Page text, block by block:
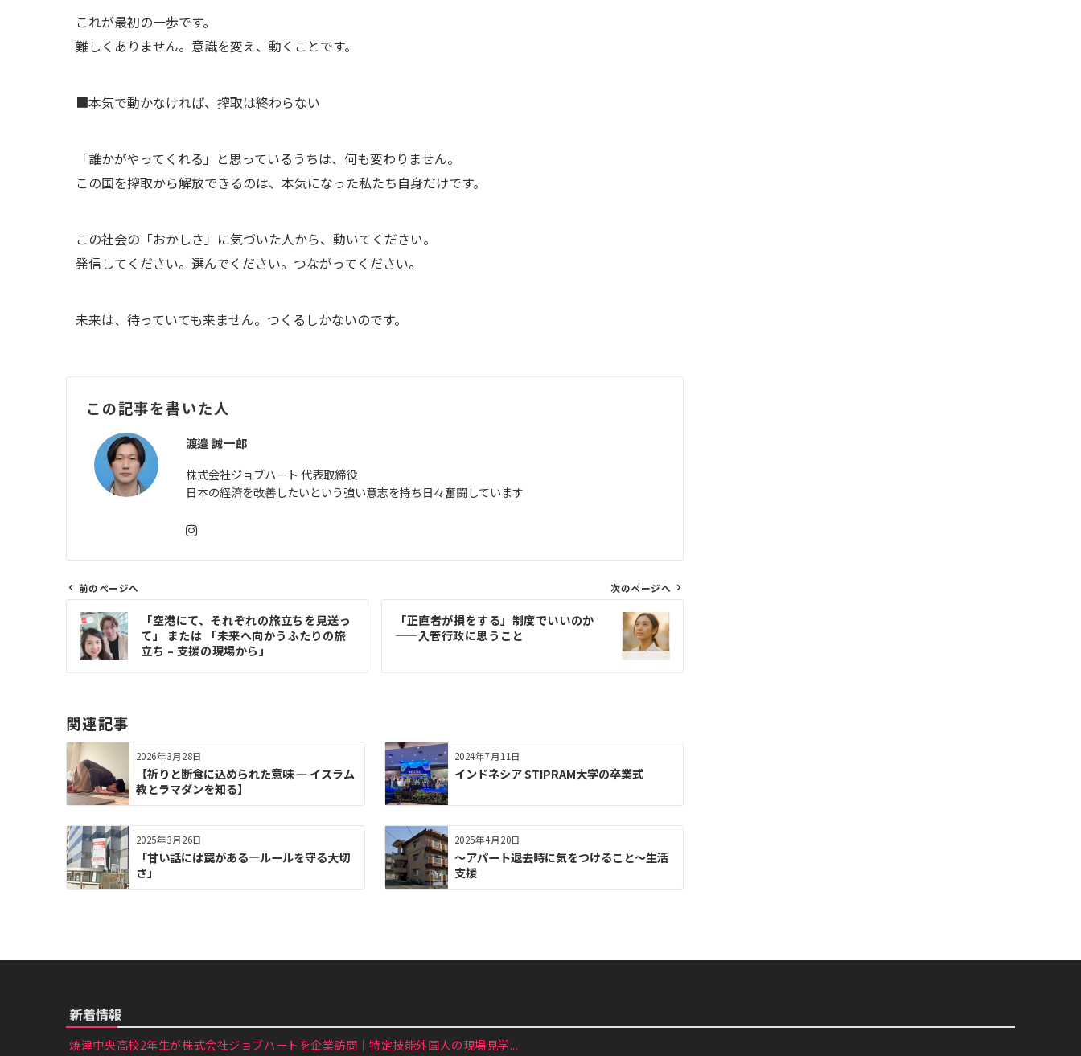
これが最初の一歩です。
難しくありません。意識を変え、動くことです。
■本気で動かなければ、搾取は終わらない
「誰かがやってくれる」と思っているうちは、何も変わりません。
この国を搾取から解放できるのは、本気になった私たち自身だけです。
この社会の「おかしさ」に気づいた人から、動いてください。
発信してください。選んでください。つながってください。
未来は、待っていても来ません。つくるしかないのです。
この記事を書いた人
渡邉 誠一郎
株式会社ジョブハート 代表取締役
日本の経済を改善したいという強い意志を持ち日々奮闘しています
ビ
シ
ョ
ン
前のページへ
「空港にて、それぞれの旅立ちを見送っ
て」 または 「未来へ向かうふたりの旅
立ち – 支援の現場から」
次のページへ
「正直者が損をする」制度でいいのか
——入管行政に思うこと
関連記事
2026年3月28日
【祈りと断食に込められた意味 ― イスラム
教とラマダンを知る】
2024年7月11日
インドネシア STIPRAM大学の卒業式
2025年3月26日
「甘い話には罠がある—ルールを守る大切
さ」
2025年4月20日
～アパート退去時に気をつけること～生活
支援
新着情報
焼津中央高校2年生が株式会社ジョブハートを企業訪問｜特定技能外国人の現場見学...